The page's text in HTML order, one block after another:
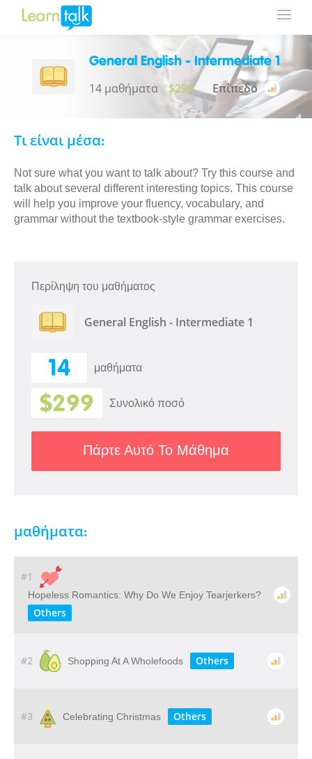
General English - Intermediate 1
14 μαθήματα $299 Επίπεδο
Τι είναι μέσα:
Not sure what you want to talk about? Try this course and
talk about several different interesting topics. This course
will help you improve your fluency, vocabulary, and
grammar without the textbook-style grammar exercises.
Περίληψη του μαθήματος
General English - Intermediate 1
14 μαθήματα
$299 Συνολικό ποσό
Πάρτε Αυτό Το Μάθημα
μαθήματα:
#1
Hopeless Romantics: Why Do We Enjoy Tearjerkers?
Others
#2 Shopping At A Wholefoods Others
#3 Celebrating Christmas Others